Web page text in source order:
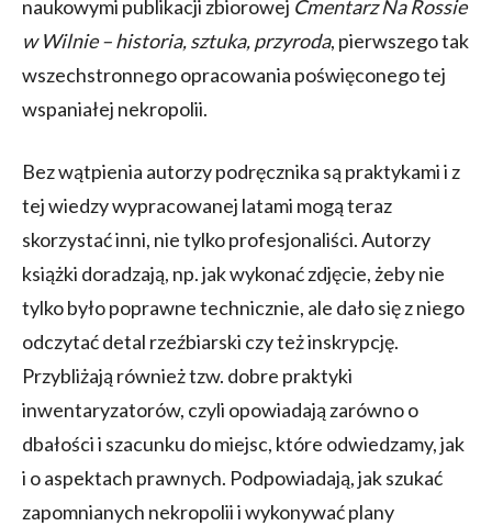
naukowymi publikacji zbiorowej Cmentarz Na Rossie
w Wilnie – historia, sztuka, przyroda, pierwszego tak
wszechstronnego opracowania poświęconego tej
wspaniałej nekropolii.
Bez wątpienia autorzy podręcznika są praktykami i z
tej wiedzy wypracowanej latami mogą teraz
skorzystać inni, nie tylko profesjonaliści. Autorzy
książki doradzają, np. jak wykonać zdjęcie, żeby nie
tylko było poprawne technicznie, ale dało się z niego
odczytać detal rzeźbiarski czy też inskrypcję.
Przybliżają również tzw. dobre praktyki
inwentaryzatorów, czyli opowiadają zarówno o
dbałości i szacunku do miejsc, które odwiedzamy, jak
i o aspektach prawnych. Podpowiadają, jak szukać
zapomnianych nekropolii i wykonywać plany